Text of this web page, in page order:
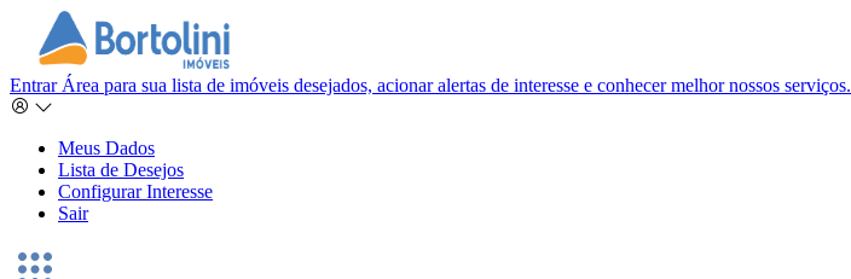
Entrar Área para sua lista de imóveis desejados, acionar alertas de interesse e conhecer melhor nossos serviços.
Meus Dados
Lista de Desejos
Configurar Interesse
Sair